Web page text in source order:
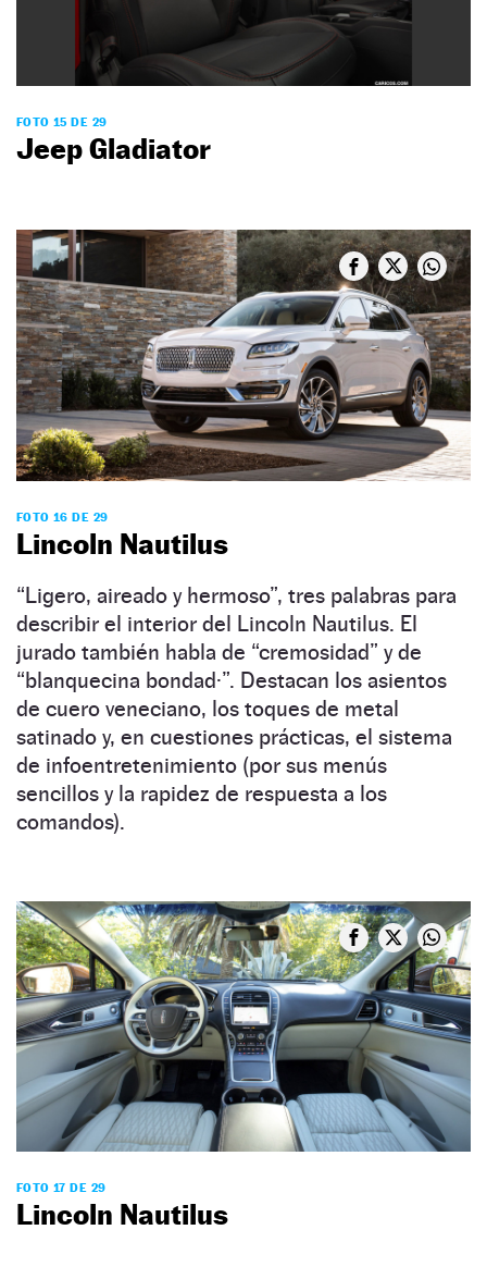
FOTO 15 DE 29
Jeep Gladiator
FOTO 16 DE 29
Lincoln Nautilus
“Ligero, aireado y hermoso”, tres palabras para
describir el interior del Lincoln Nautilus. El
jurado también habla de “cremosidad” y de
“blanquecina bondad·”. Destacan los asientos
de cuero veneciano, los toques de metal
satinado y, en cuestiones prácticas, el sistema
de infoentretenimiento (por sus menús
sencillos y la rapidez de respuesta a los
comandos).
FOTO 17 DE 29
Lincoln Nautilus